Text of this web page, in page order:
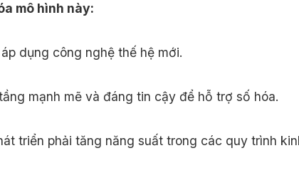
mô hình này:
dụng công nghệ thế hệ mới.
mạnh mẽ và đáng tin cậy để hỗ trợ số hóa.
triển phải tăng năng suất trong các quy trình